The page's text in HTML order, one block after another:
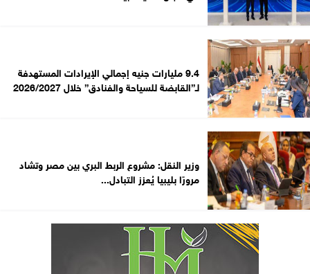
9.4 مليارات جنيه إجمالي الإيرادات المستهدفة
لـ”القابضة للسياحة والفنادق” خلال 2026/2027
وزير النقل: مشروع الربط البري بين مصر وتشاد
مرورًا بليبيا يُعزز التبادل...